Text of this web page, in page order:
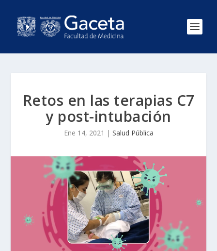
Retos en las terapias C7
y post-intubación
Ene 14, 2021 | Salud Pública